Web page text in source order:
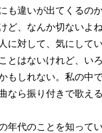
も違いが出てくるの
ど、なんか切ないよね
に対して、気にして
とはないけれど、い
もしれない。私の中
なら振り付きで歌え
年代のことを知って